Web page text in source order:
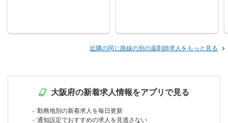
近隣の同じ路線の別の薬剤師求人をもっと見る
大阪府の新着求人情報をアプリで見る
勤務地別の新着求人を毎日更新
通知設定でおすすめの求人を見逃さない